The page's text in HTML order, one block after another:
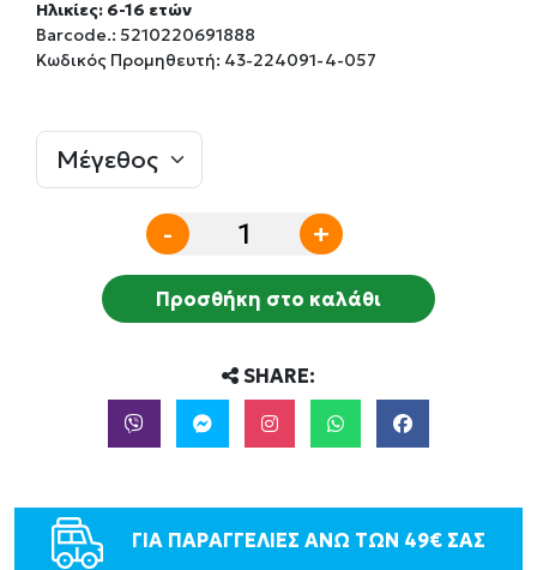
Ηλικίες: 6-16 ετών
Barcode.: 5210220691888
Κωδικός Προμηθευτή: 43-224091-4-057
- +
Προσθήκη στο καλάθι
SHARE:
ΓΙΑ ΠΑΡΑΓΓΕΛΙΕΣ ΑΝΩ ΤΩΝ 49€ ΣΑΣ